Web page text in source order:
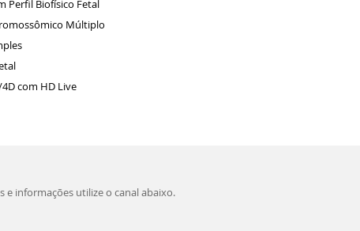
Perfil Biofísico Fetal
Múltiplo
com HD Live
e informações utilize o canal abaixo.